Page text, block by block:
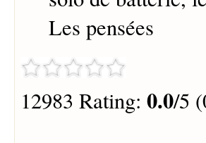
Les pensées
12983 Rating: 0.0/5